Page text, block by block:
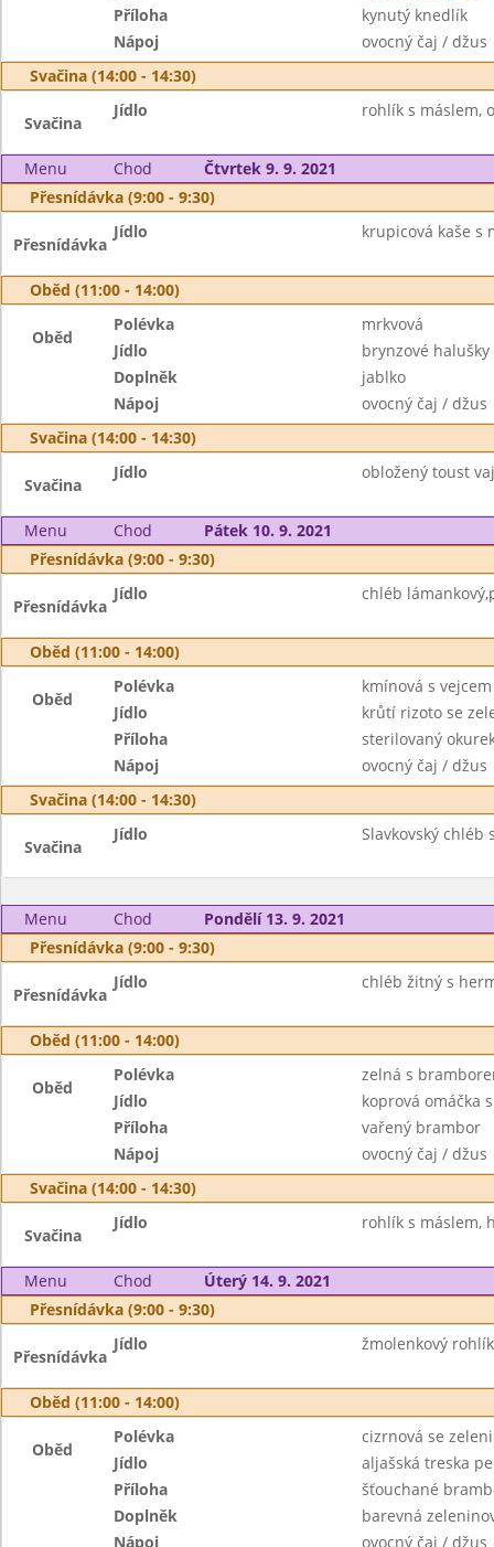
Příloha
kynutý knedlík
Nápoj
ovocný čaj / džus
Svačina (14:00 - 14:30)
Svačina
Jídlo rohlík s máslem,
Menu Chod
Čtvrtek 9. 9. 2021
Přesnídávka (9:00 - 9:30)
Přesnídávka
Jídlo krupicová kaše s
Oběd (11:00 - 14:00)
Oběd
Polévka
mrkvová
Jídlo
brynzové
Doplněk
jablko
Nápoj
ovocný čaj / džus
Svačina (14:00 - 14:30)
Svačina
Jídlo obložený toust
Menu Chod
Pátek 10. 9. 2021
Přesnídávka (9:00 - 9:30)
Přesnídávka
Jídlo chléb
Oběd (11:00 - 14:00)
Oběd
Polévka
kmínová s vejcem
Jídlo
krůtí rizoto se
Příloha
sterilovaný
Nápoj
ovocný čaj / džus
Svačina (14:00 - 14:30)
Svačina
Jídlo Slavkovský chléb
Menu Chod
Pondělí 13. 9. 2021
Přesnídávka (9:00 - 9:30)
Přesnídávka
Jídlo chléb žitný s
Oběd (11:00 - 14:00)
Oběd
Polévka
zelná s
Jídlo
koprová omáčka
Příloha
vařený brambor
Nápoj
ovocný čaj / džus
Svačina (14:00 - 14:30)
Svačina
Jídlo rohlík s máslem,
Menu Chod
Úterý 14. 9. 2021
Přesnídávka (9:00 - 9:30)
Přesnídávka
Jídlo žmolenkový
Oběd (11:00 - 14:00)
Oběd
Polévka
cizrnová se
Jídlo
aljašská treska
Příloha
šťouchané
Doplněk
barevná
Nápoj
ovocný čaj / džus